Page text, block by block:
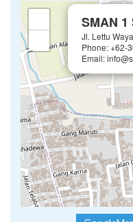
SMAN
Jl. Lettu
Phone: +62-
Email: